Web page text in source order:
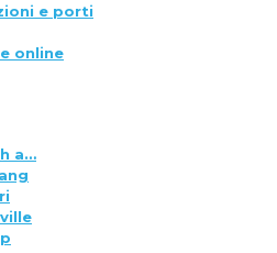
e porti
online
a…